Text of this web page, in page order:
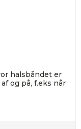
halsbåndet er
og på, f.eks når